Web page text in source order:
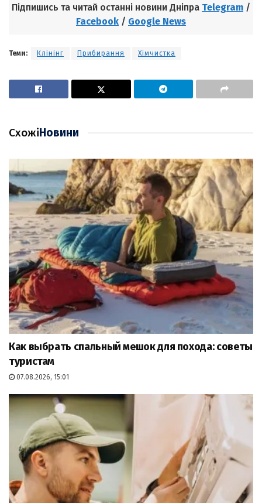
Підпишись та читай останні новини Дніпра Telegram /
Facebook / Google News
Теми: Клінінг Прибирання Хімчистка
СхожіНовини
Как выбрать спальный мешок для похода: советы
туристам
07.08.2026, 15:01